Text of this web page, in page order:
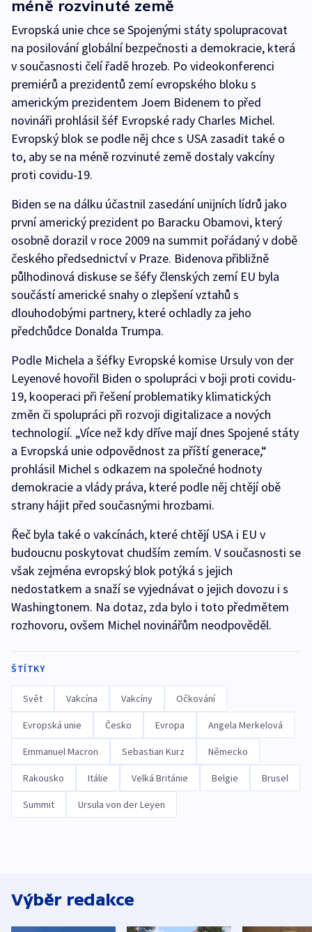
méně rozvinuté země
Evropská unie chce se Spojenými státy spolupracovat
na posilování globální bezpečnosti a demokracie, která
v současnosti čelí řadě hrozeb. Po videokonferenci
premiérů a prezidentů zemí evropského bloku s
americkým prezidentem Joem Bidenem to před
novináři prohlásil šéf Evropské rady Charles Michel.
Evropský blok se podle něj chce s USA zasadit také o
to, aby se na méně rozvinuté země dostaly vakcíny
proti covidu-19.
Biden se na dálku účastnil zasedání unijních lídrů jako
první americký prezident po Baracku Obamovi, který
osobně dorazil v roce 2009 na summit pořádaný v době
českého předsednictví v Praze. Bidenova přibližně
půlhodinová diskuse se šéfy členských zemí EU byla
součástí americké snahy o zlepšení vztahů s
dlouhodobými partnery, které ochladly za jeho
předchůdce Donalda Trumpa.
Podle Michela a šéfky Evropské komise Ursuly von der
Leyenové hovořil Biden o spolupráci v boji proti covidu-
19, kooperaci při řešení problematiky klimatických
změn či spolupráci při rozvoji digitalizace a nových
technologií. „Více než kdy dříve mají dnes Spojené státy
a Evropská unie odpovědnost za příští generace,“
prohlásil Michel s odkazem na společné hodnoty
demokracie a vlády práva, které podle něj chtějí obě
strany hájit před současnými hrozbami.
Řeč byla také o vakcínách, které chtějí USA i EU v
budoucnu poskytovat chudším zemím. V současnosti se
však zejména evropský blok potýká s jejich
nedostatkem a snaží se vyjednávat o jejich dovozu i s
Washingtonem. Na dotaz, zda bylo i toto předmětem
rozhovoru, ovšem Michel novinářům neodpověděl.
ŠTÍTKY
Svět Vakcína Vakcíny Očkování
Evropská unie Česko Evropa Angela Merkelová
Emmanuel Macron Sebastian Kurz Německo
Rakousko Itálie Velká Británie Belgie Brusel
Summit Ursula von der Leyen
Výběr redakce